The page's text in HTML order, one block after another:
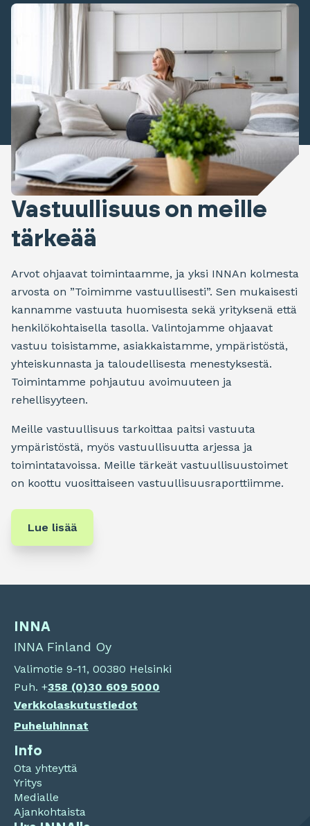
Vastuullisuus on meille
tärkeää
Arvot ohjaavat toimintaamme, ja yksi INNAn kolmesta
arvosta on ”Toimimme vastuullisesti”. Sen mukaisesti
kannamme vastuuta huomisesta sekä yrityksenä että
henkilökohtaisella tasolla. Valintojamme ohjaavat
vastuu toisistamme, asiakkaistamme, ympäristöstä,
yhteiskunnasta ja taloudellisesta menestyksestä.
Toimintamme pohjautuu avoimuuteen ja
rehellisyyteen.
Meille vastuullisuus tarkoittaa paitsi vastuuta
ympäristöstä, myös vastuullisuutta arjessa ja
toimintatavoissa. Meille tärkeät vastuullisuustoimet
on koottu vuosittaiseen vastuullisuusraporttiimme.
Lue lisää
INNA
INNA Finland Oy
Valimotie 9-11, 00380 Helsinki
Puh. +358 (0)30 609 5000
Verkkolaskutustiedot
Puheluhinnat
Info
Ota yhteyttä
Yritys
Medialle
Ajankohtaista